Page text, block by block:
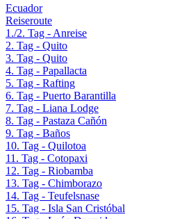
Ecuador
Reiseroute
1./2. Tag - Anreise
2. Tag - Quito
3. Tag - Quito
4. Tag - Papallacta
5. Tag - Rafting
6. Tag - Puerto Barantilla
7. Tag - Liana Lodge
8. Tag - Pastaza Cañón
9. Tag - Baños
10. Tag - Quilotoa
11. Tag - Cotopaxi
12. Tag - Riobamba
13. Tag - Chimborazo
14. Tag - Teufelsnase
15. Tag - Isla San Cristóbal